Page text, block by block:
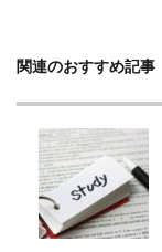
関連のおすすめ記事